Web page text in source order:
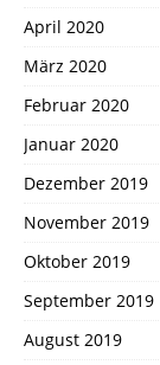
April 2020
März 2020
Februar 2020
Januar 2020
Dezember 2019
November 2019
Oktober 2019
September 2019
August 2019